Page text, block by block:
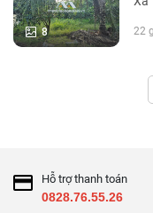
8 22
Hỗ trợ thanh toán
0828.76.55.26